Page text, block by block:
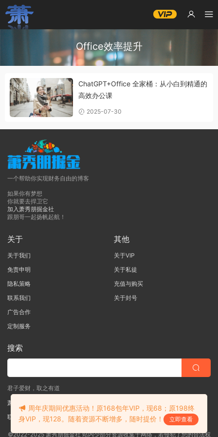
Office效率提升
ChatGPT+Office 全家桶：从小白到精通的
高效办公课
2025-07-30
一个帮助你实现财务自由的博客
如果你有梦想
你就要去捍卫它
加入萧秀朋掘金社
跟朋哥一起扬帆起航！
关于
关于我们
免责申明
隐私策略
联系我们
广告合作
定制服务
其他
关于VIP
关于私徒
充值与购买
关于封号
搜索
君子爱财，取之有道
萧秀朋掘金社
联系客服(说明需求，勿问在否)
©2022-2025 萧秀朋掘金社 站内少部分资源收集于网络，若侵犯了您的合法权
周年庆期间优惠活动！原168包年VIP，现68；原198终
身VIP，现128。随着资源不断增多，随时提价！
立即查看